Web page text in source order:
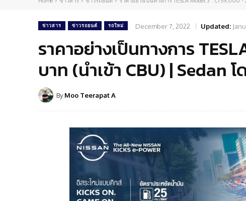
ข่าวสาร ข่าวรถยนต์ รถใหม่ December 7, 2022 Updated:
ราคาอย่างเป็นทางการ
บาท (นำเข้า CBU) |
By Moo Teerapat A